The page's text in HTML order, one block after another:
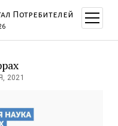
Потребителей
меню
2021